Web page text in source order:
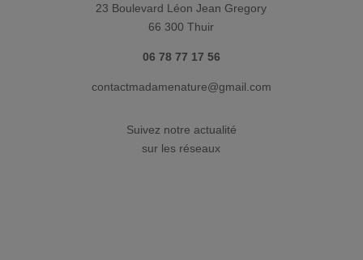
23 Boulevard Léon Jean Gregory
66 300 Thuir
06 78 77 17 56
contactmadamenature@gmail.com
Suivez notre actualité
sur les réseaux